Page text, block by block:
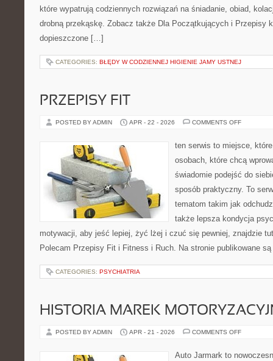
które wypatrują codziennych rozwiązań na śniadanie, obiad,
drobną przekąskę. Zobacz także Dla Początkujących i Przepisy
dopieszczone […]
CATEGORIES: BŁĘDY W CODZIENNEJ HIGIENIE JAMY USTNEJ
PRZEPISY FIT
POSTED BY ADMIN APR - 22 - 2026 COMMENTS OFFON
ten serwis to miejsce,
osobach, które chcą
świadomie podejść do
sposób praktyczny. To
tematom takim jak
także lepsza kondycja
motywacji, aby jeść lepiej, żyć lżej i czuć się pewniej, znajdzie
Polecam Przepisy Fit i Fitness i Ruch. Na stronie publikowane
CATEGORIES: PSYCHIATRIA
HISTORIA MAREK
POSTED BY ADMIN APR - 21 - 2026 COMMENTS OFFON
Auto Jarmark to